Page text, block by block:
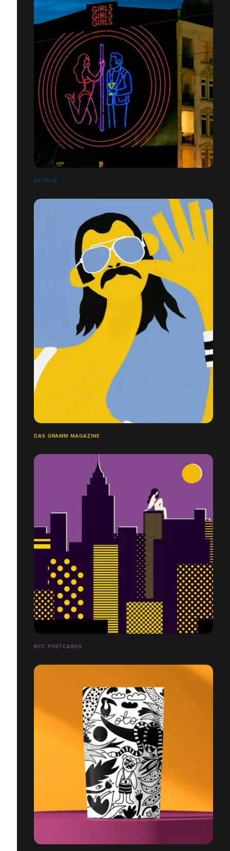
NETFLIX
DAS GRAMM MAGAZINE
NYC POSTCARDS